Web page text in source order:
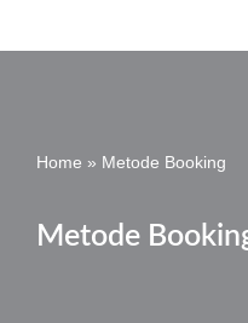
Home » Metode Booking
Metode